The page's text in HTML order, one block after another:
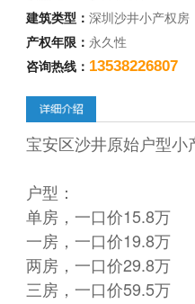
建筑类型：深圳沙井小产权房
产权年限： 永久性
咨询热线： 13538226807
宝安区沙井原始户型小
户型：
单房，一口价15.8万
一房，一口价19.8万
两房，一口价29.8万
三房，一口价59.5万